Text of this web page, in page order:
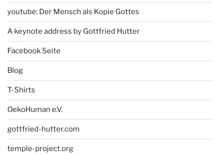
youtube: Der Mensch als Kopie Gottes
A keynote address by Gottfried Hutter
Facebook Seite
Blog
T-Shirts
OekoHuman e.V.
gottfried-hutter.com
temple-project.org